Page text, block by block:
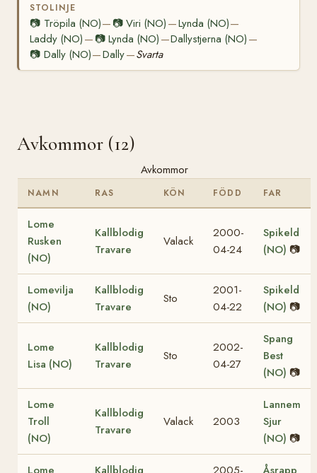
STOLINJE
📷 Tröpila (NO)— 📷Viri (NO) —Lynda (NO)—
Laddy (NO) — 📷Lynda (NO) —Dallystjerna (NO) —
📷 Dally (NO)—Dally—Svarta
Avkommor (12)
Avkommor
NAMN RAS KÖN FÖDD FAR
Lome
Rusken
(NO)
Kallblodig
Travare
Valack
2000-
04-24
Spikeld
(NO) 📷
Lomevilja
(NO)
Kallblodig
Travare
Sto
2001-
04-22
Spikeld
(NO) 📷
Lome
Lisa (NO)
Kallblodig
Travare
Sto
2002-
04-27
Spang
Best
(NO) 📷
Lome
Troll
(NO)
Kallblodig
Travare
Valack 2003
Lannem
Sjur
(NO) 📷
Lome Kallblodig 2005- Åsrapp